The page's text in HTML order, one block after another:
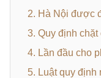
2. Hà Nội được
3. Quy định
4. Lần đầu cho
5. Luật quy